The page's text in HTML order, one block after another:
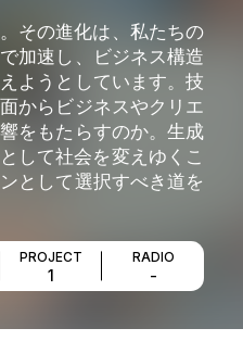
その進化は、私たちの
加速し、ビジネス構造
ようとしています。技
からビジネスやクリエ
をもたらすのか。生成
して社会を変えゆくこ
として選択すべき道を
PROJECT
1
RADIO
-